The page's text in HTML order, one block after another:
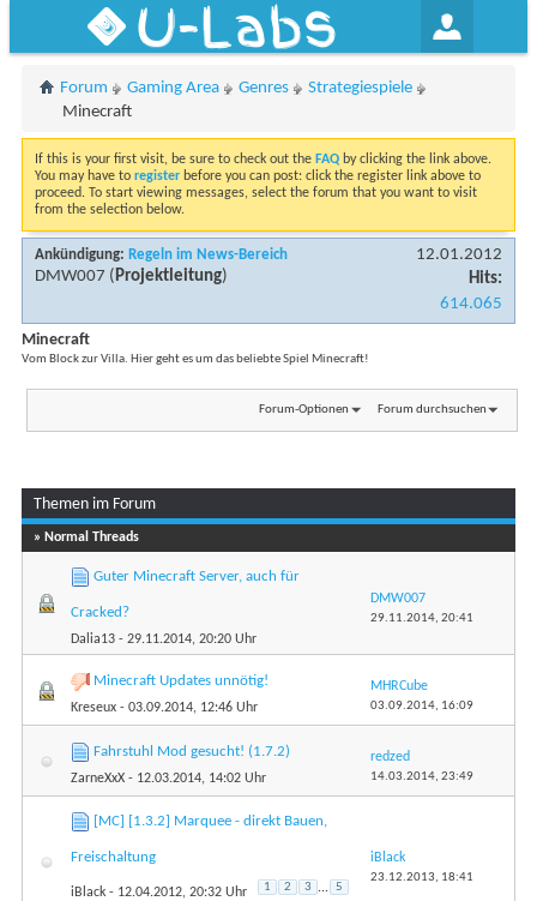
U-Labs
Forum Gaming Area Genres
Strategiespiele
Minecraft
If this is your first visit, be sure to check out the FAQ by clicking the link above.
You may have to register before you can post: click the register link above to
proceed. To start viewing messages, select the forum that you want to visit
from the selection below.
Ankündigung: Regeln im News-Bereich
DMW007 (Projektleitung)
12.01.2012
Hits:
614.065
Minecraft
Vom Block zur Villa. Hier geht es um das beliebte Spiel Minecraft!
Forum-Optionen Forum durchsuchen
Themen im Forum
» Normal Threads
Guter Minecraft Server, auch für
Cracked?
Dalia13 - 29.11.2014, 20:20 Uhr
DMW007
29.11.2014, 20:41
Minecraft Updates unnötig!
Kreseux - 03.09.2014, 12:46 Uhr
MHRCube
03.09.2014, 16:09
Fahrstuhl Mod gesucht! (1.7.2)
ZarneXxX - 12.03.2014, 14:02 Uhr
redzed
14.03.2014, 23:49
[MC] [1.3.2] Marquee - direkt Bauen,
Freischaltung
iBlack - 12.04.2012, 20:32 Uhr 1 2 3 ... 5
iBlack
23.12.2013, 18:41